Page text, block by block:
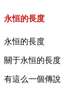
永恒的長度
永恒的長度
關于永恒的長度
有這么一個傳說